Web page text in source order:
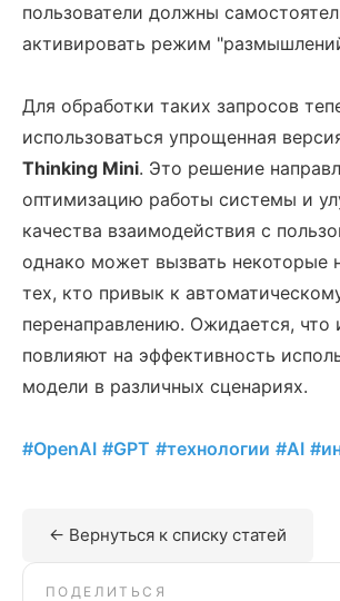
пользователи должны
активировать режим
Для обработки таких запросов
использоваться упрощенная
Thinking Mini. Это решение
оптимизацию работы системы и
качества взаимодействия с
однако может вызвать некоторые
тех, кто привык к
перенаправлению. Ожидается, что
повлияют на эффективность
модели в различных сценариях.
#OpenAI #GPT #технологии #AI
← Вернуться к списку статей
ПОДЕЛИТЬСЯ